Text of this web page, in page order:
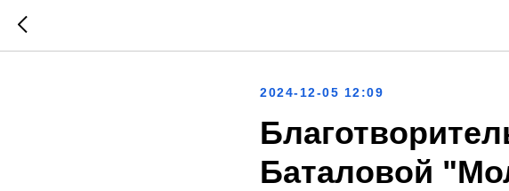
2024-12-05 12:09
Баталовой